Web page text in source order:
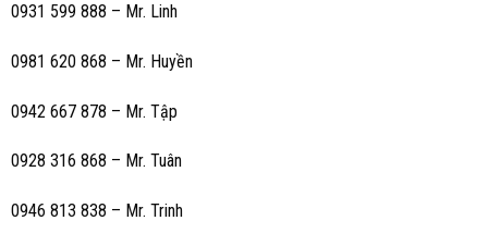
0931 599 888 – Mr. Linh
0981 620 868 – Mr. Huyền
0942 667 878 – Mr. Tập
0928 316 868 – Mr. Tuân
0946 813 838 – Mr. Trinh